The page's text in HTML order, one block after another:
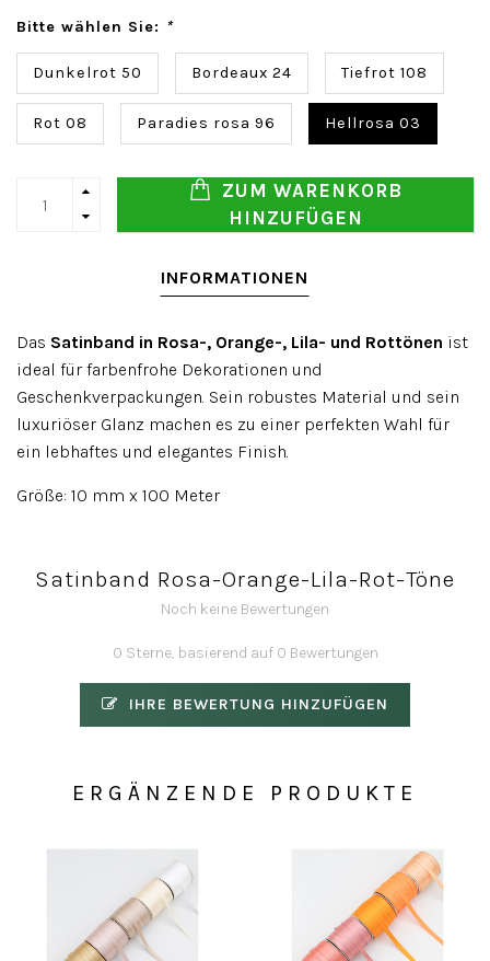
Bitte wählen Sie: *
Dunkelrot 50 Bordeaux 24 Tiefrot 108
Rot 08 Paradies rosa 96 Hellrosa 03
ZUM WARENKORB
HINZUFÜGEN
INFORMATIONEN
Das Satinband in Rosa-, Orange-, Lila- und Rottönen ist
ideal für farbenfrohe Dekorationen und
Geschenkverpackungen. Sein robustes Material und sein
luxuriöser Glanz machen es zu einer perfekten Wahl für
ein lebhaftes und elegantes Finish.
Größe: 10 mm x 100 Meter
Satinband Rosa-Orange-Lila-Rot-Töne
Noch keine Bewertungen
0 Sterne, basierend auf 0 Bewertungen
IHRE BEWERTUNG HINZUFÜGEN
ERGÄNZENDE PRODUKTE